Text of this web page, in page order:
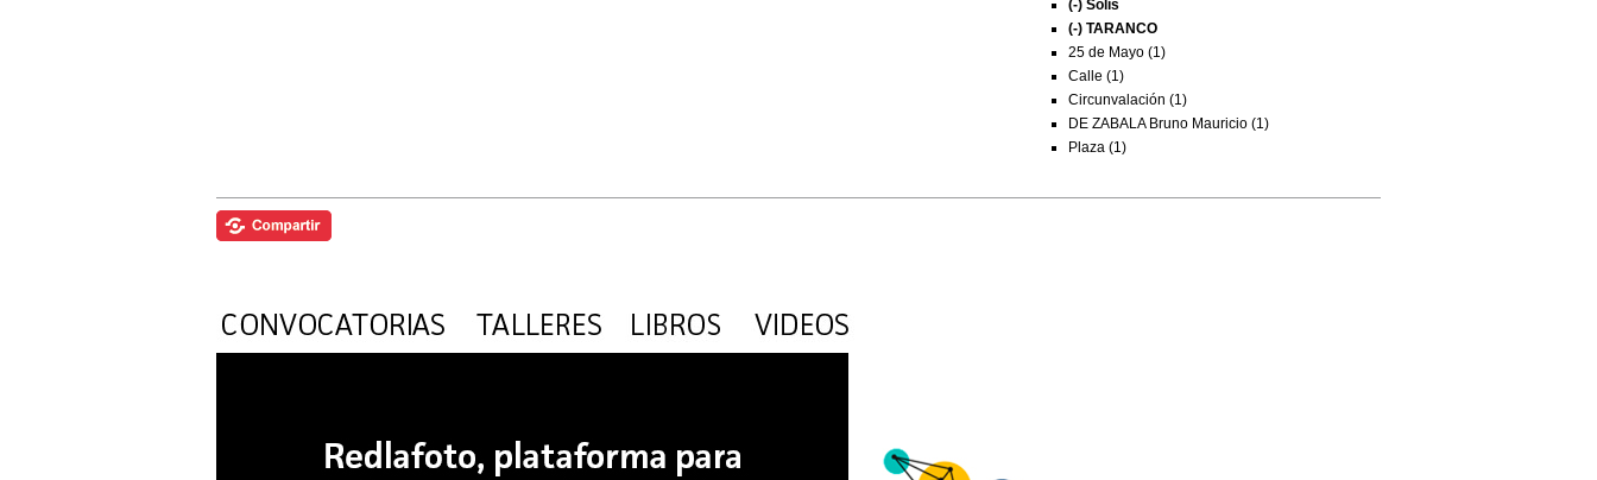
(-) Solís
(-) TARANCO
25 de Mayo (1)
Calle (1)
Circunvalación (1)
DE ZABALA Bruno Mauricio (1)
Plaza (1)